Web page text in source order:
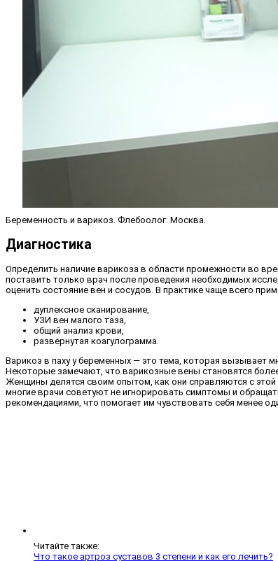
Беременность и варикоз. Флебоолог. Москва.
Диагностика
Определить наличие варикоза в области промежности во
поставить только врач после проведения необходимых
оценить состояние вен и сосудов. В практике чаще всего
дуплексное сканирование,
УЗИ вен малого таза,
общий анализ крови,
развернутая коагулограмма.
Варикоз в паху у беременных — это тема, которая вызывает
Некоторые замечают, что варикозные вены становятся
Женщины делятся своим опытом, как они справляются с
многие врачи советуют не игнорировать симптомы и
рекомендациями, что помогает им чувствовать себя менее
Читайте также:
Что такое артроз суставов 3 степени и как его лечить?